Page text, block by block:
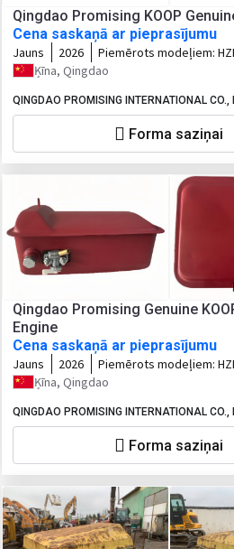
Qingdao Promising KOOP
Cena saskaņā ar pieprasījumu
Jauns 2026 Piemērots modeļiem:
Loader, WOLF Wheel
HERACLES Wheel Loader,
Loader, CASER Wheel
Wheel Loader, KINGWAY
FLAND Wheel Loader,
Loader, MACHPRO Skid
ALT Wheel Loader
Ķīna, Qingdao
QINGDAO PROMISING INTERNATIONAL CO.,
Forma saziņai
Qingdao Promising Genuine
Engine
Cena saskaņā ar pieprasījumu
Jauns 2026 Piemērots modeļiem:
Loader, WOLF Wheel
HERACLES Wheel Loader,
Loader, CASER Wheel
Wheel Loader, KINGWAY
FLAND Wheel Loader,
Loader, MACHPRO Skid
ALT Wheel Loader
Ķīna, Qingdao
QINGDAO PROMISING INTERNATIONAL CO.,
Forma saziņai